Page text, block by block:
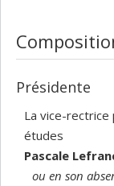
Présidente
La vice-rectrice
études
Pascale
ou en son